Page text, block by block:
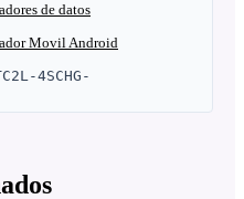
de datos
Movil Android
4SCHG-